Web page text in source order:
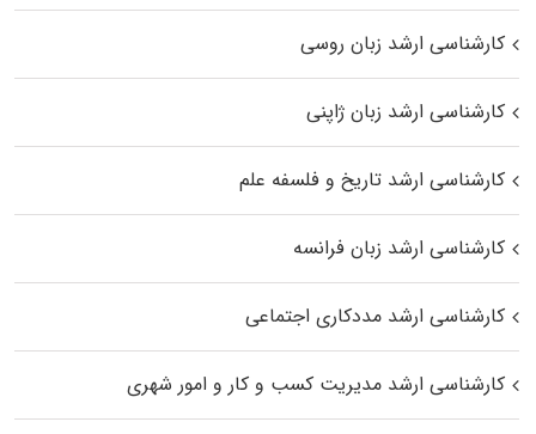
کارشناسی ارشد زبان روسی
کارشناسی ارشد زبان ژاپنی
کارشناسی ارشد تاریخ و فلسفه علم
کارشناسی ارشد زبان فرانسه
کارشناسی ارشد مددکاری اجتماعی
کارشناسی ارشد مدیریت کسب و کار و امور شهری